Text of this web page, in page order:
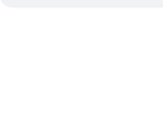
지면, 건물, No.1 공동체 공업 단지,